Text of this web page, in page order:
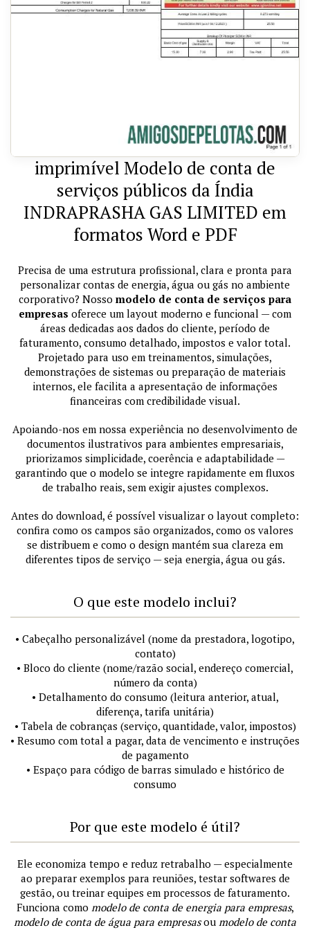
imprimível Modelo de conta de
serviços públicos da Índia
INDRAPRASHA GAS LIMITED em
formatos Word e PDF
Precisa de uma estrutura profissional, clara e pronta para
personalizar contas de energia, água ou gás no ambiente
corporativo? Nosso modelo de conta de serviços para
empresas oferece um layout moderno e funcional — com
áreas dedicadas aos dados do cliente, período de
faturamento, consumo detalhado, impostos e valor total.
Projetado para uso em treinamentos, simulações,
demonstrações de sistemas ou preparação de materiais
internos, ele facilita a apresentação de informações
financeiras com credibilidade visual.
Apoiando-nos em nossa experiência no desenvolvimento de
documentos ilustrativos para ambientes empresariais,
priorizamos simplicidade, coerência e adaptabilidade —
garantindo que o modelo se integre rapidamente em fluxos
de trabalho reais, sem exigir ajustes complexos.
Antes do download, é possível visualizar o layout completo:
confira como os campos são organizados, como os valores
se distribuem e como o design mantém sua clareza em
diferentes tipos de serviço — seja energia, água ou gás.
O que este modelo inclui?
• Cabeçalho personalizável (nome da prestadora, logotipo,
contato)
• Bloco do cliente (nome/razão social, endereço comercial,
número da conta)
• Detalhamento do consumo (leitura anterior, atual,
diferença, tarifa unitária)
• Tabela de cobranças (serviço, quantidade, valor, impostos)
• Resumo com total a pagar, data de vencimento e instruções
de pagamento
• Espaço para código de barras simulado e histórico de
consumo
Por que este modelo é útil?
Ele economiza tempo e reduz retrabalho — especialmente
ao preparar exemplos para reuniões, testar softwares de
gestão, ou treinar equipes em processos de faturamento.
Funciona como modelo de conta de energia para empresas,
modelo de conta de água para empresasou modelo de conta